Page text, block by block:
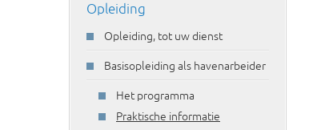
Opleiding
Opleiding, tot uw dienst
Basisopleiding als havenarbeider
Het programma
Praktische informatie